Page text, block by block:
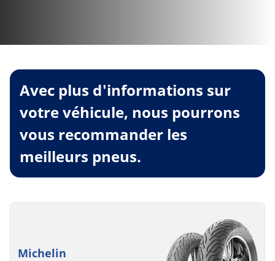
Avec plus d'informations sur
votre véhicule, nous pourrons
vous recommander les
meilleurs pneus.
Michelin